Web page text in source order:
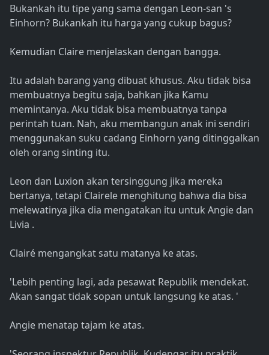
Bukankah itu tipe yang sama dengan Leon-san 's
Einhorn? Bukankah itu harga yang cukup bagus?
Kemudian Claire menjelaskan dengan bangga.
Itu adalah barang yang dibuat khusus. Aku tidak bisa
membuatnya begitu saja, bahkan jika Kamu
memintanya. Aku tidak bisa membuatnya tanpa
perintah tuan. Nah, aku membangun anak ini sendiri
menggunakan suku cadang Einhorn yang ditinggalkan
oleh orang sinting itu.
Leon dan Luxion akan tersinggung jika mereka
bertanya, tetapi Clairele menghitung bahwa dia bisa
melewatinya jika dia mengatakan itu untuk Angie dan
Livia .
Clairé mengangkat satu matanya ke atas.
'Lebih penting lagi, ada pesawat Republik mendekat.
Akan sangat tidak sopan untuk langsung ke atas. '
Angie menatap tajam ke atas.